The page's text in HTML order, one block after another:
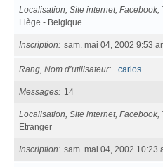
Localisation, Site internet, Facebook,
Liège - Belgique
Inscription sam. mai 04, 2002 9:53
Rang, Nom d’utilisateur carlos
Messages 14
Localisation, Site internet, Facebook,
Etranger
Inscription sam. mai 04, 2002 10:23